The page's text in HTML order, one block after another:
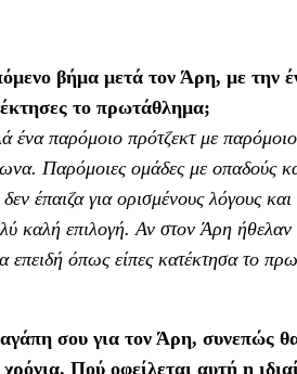
βήμα μετά τον Άρη, με την
το πρωτάθλημα;
παρόμοιο πρότζεκτ με
Παρόμοιες ομάδες με οπαδούς
έπαιζα για ορισμένους λόγους
καλή επιλογή. Αν στον Άρη ήθελαν
όπως είπες κατέκτησα το
αγάπη σου για τον Άρη, συνεπώς
Πού οφείλεται αυτή η